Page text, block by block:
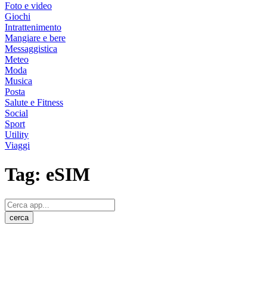
Foto e video
Giochi
Intrattenimento
Mangiare e bere
Messaggistica
Meteo
Moda
Musica
Posta
Salute e Fitness
Social
Sport
Utility
Viaggi
Tag: eSIM